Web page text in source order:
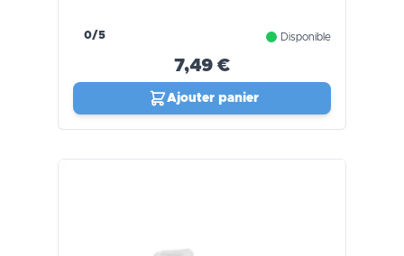
0/5 Disponible
7,49 €
Ajouter panier